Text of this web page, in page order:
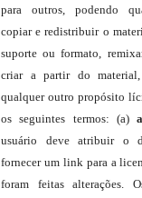
para outros, podendo
copiar e redistribuir o
suporte ou formato,
criar a partir do
qualquer outro propósito
os seguintes termos: (a)
usuário deve atribuir o
fornecer um link para a
foram feitas alterações.